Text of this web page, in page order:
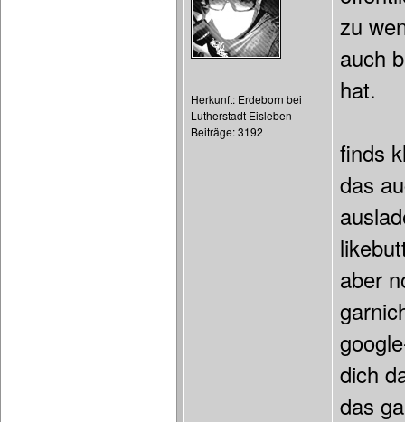
Herkunft: Erdeborn bei
Lutherstadt Eisleben
Beiträge: 3192
zu
auch
hat.
finds
das
aber
dich
das